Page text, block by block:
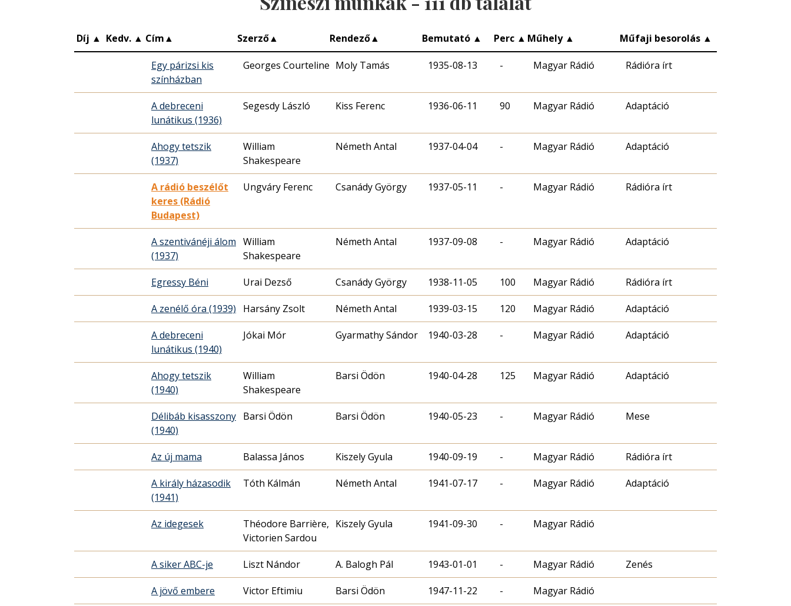
Díj ▲ Kedv. ▲ Cím▲ Szerző▲ Rendező▲ Bemutató ▲ Perc ▲ Műhely ▲ Műfaji besorolás ▲
Egy párizsi kis
színházban
Georges Courteline Moly Tamás 1935-08-13 - Magyar Rádió Rádióra írt
A debreceni
lunátikus (1936)
Segesdy László Kiss Ferenc 1936-06-11 90 Magyar Rádió Adaptáció
Ahogy tetszik
(1937)
William
Shakespeare
Németh Antal 1937-04-04 - Magyar Rádió Adaptáció
A rádió beszélőt
keres (Rádió
Budapest)
Ungváry Ferenc Csanády György 1937-05-11 - Magyar Rádió Rádióra írt
A szentivánéji álom
(1937)
William
Shakespeare
Németh Antal 1937-09-08 - Magyar Rádió Adaptáció
Egressy Béni Urai Dezső Csanády György 1938-11-05 100 Magyar Rádió Rádióra írt
A zenélő óra (1939) Harsány Zsolt Németh Antal 1939-03-15 120 Magyar Rádió Adaptáció
A debreceni
lunátikus (1940)
Jókai Mór Gyarmathy Sándor 1940-03-28 - Magyar Rádió Adaptáció
Ahogy tetszik
(1940)
William
Shakespeare
Barsi Ödön 1940-04-28 125 Magyar Rádió Adaptáció
Délibáb kisasszony
(1940)
Barsi Ödön Barsi Ödön 1940-05-23 - Magyar Rádió Mese
Az új mama Balassa János Kiszely Gyula 1940-09-19 - Magyar Rádió Rádióra írt
A király házasodik
(1941)
Tóth Kálmán Németh Antal 1941-07-17 - Magyar Rádió Adaptáció
Az idegesek
Théodore Barrière,
Victorien Sardou
Kiszely Gyula 1941-09-30 - Magyar Rádió
A siker ABC-je Liszt Nándor A. Balogh Pál 1943-01-01 - Magyar Rádió Zenés
A jövő embere Victor Eftimiu Barsi Ödön 1947-11-22 - Magyar Rádió